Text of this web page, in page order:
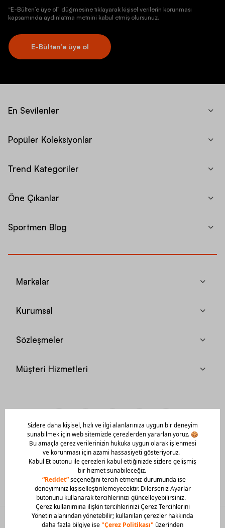
“E-Bülten’e üye ol” düğmesine tıklayarak kişisel verilerin korunması
kapsamında aydınlatma metnini kabul etmiş olursunuz.
E-Bülten’e üye ol
En Sevilenler
Popüler Koleksiyonlar
Trend Kategoriler
Öne Çıkanlar
Sportmen Blog
Markalar
Kurumsal
Sözleşmeler
Müşteri Hizmetleri
Mobil Uygulamamızı Hemen İndir!